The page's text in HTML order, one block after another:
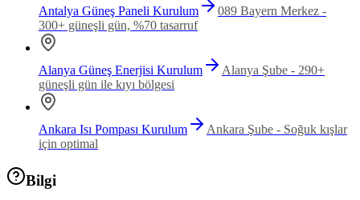
Antalya Güneş Paneli Kurulum
089 Bayern Merkez -
300+ güneşli gün, %70 tasarruf
Alanya Güneş Enerjisi Kurulum
Alanya Şube - 290+
güneşli gün ile kıyı bölgesi
Ankara Isı Pompası Kurulum
Ankara Şube - Soğuk kışlar
için optimal
Bilgi